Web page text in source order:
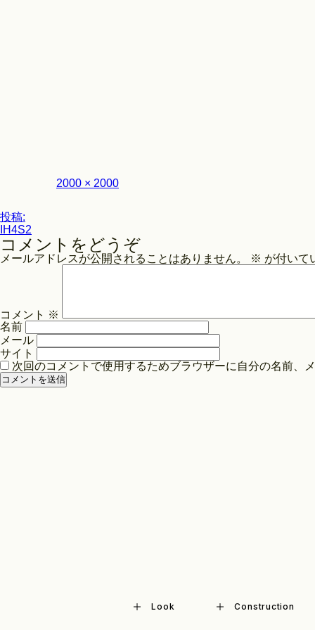
フ
2000 × 2000
投
稿
ナ
ビ
シ
ョ
ン
投稿:
IH4S2
コメントをどうぞ
メールアドレスが公開されることはありません。 ※ が付いて
コメント ※
名前
メール
サイト
次回のコメントで使用するためブラウザーに自分の名前、
Look Construction